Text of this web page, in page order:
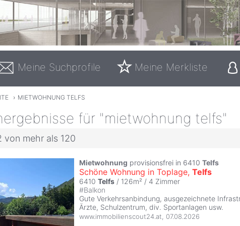
Meine Suchprofile Meine Merkliste
› MIETWOHNUNG TELFS
für "mietwohnung telfs"
von mehr als 120
Mietwohnung provisionsfrei in 6410 Telfs
Schöne Wohnung in Toplage, Telfs
6410 Telfs / 126m² / 4 Zimmer
#Balkon
Gute Verkehrsanbindung, ausgezeichnete
Ärzte, Schulzentrum, div. Sportanlagen usw.
www.immobilienscout24.at 07.08.2026